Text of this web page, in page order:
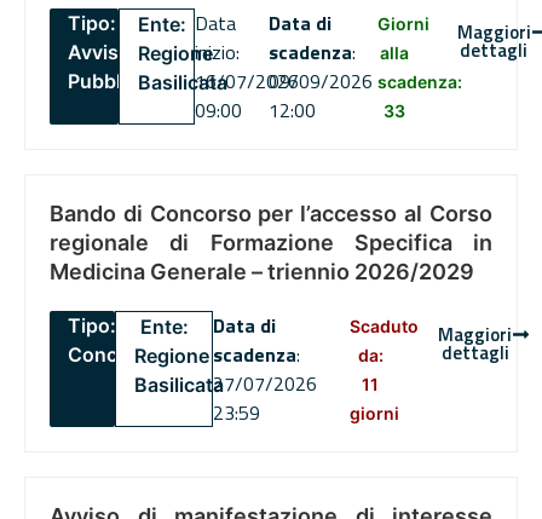
Tipo:
Avviso
Pubblico
Ente:
Regione
Basilicata
Data
inizio:
16/07/2026
09:00
Data di
scadenza:
09/09/2026
12:00
Giorni
alla
scadenza:
33
Maggiori
dettagli
Bando di Concorso per l’accesso al Corso
regionale di Formazione Specifica in
Medicina Generale – triennio 2026/2029
Tipo:
Concorsi
Ente:
Regione
Basilicata
Data di
scadenza:
27/07/2026
23:59
Scaduto
da:
11
giorni
Maggiori
dettagli